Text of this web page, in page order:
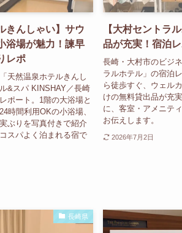
きんしゃい】サウ
浴場が魅力！諫早
レポ
天然温泉ホテルきんし
&スパ KINSHAY／長崎
ポート。1階の大浴場と
時間利用OKの小浴場、
ぶりを写真付きで紹介
スパよく泊まれる宿で
【大村セントラ
品が充実！宿泊
長崎・大村市のビジ
ラルホテル」の宿泊
ら徒歩すぐ、ウェル
けの無料貸出品が充
に、客室・アメニテ
お伝えします。
2026年7月2日
長崎県